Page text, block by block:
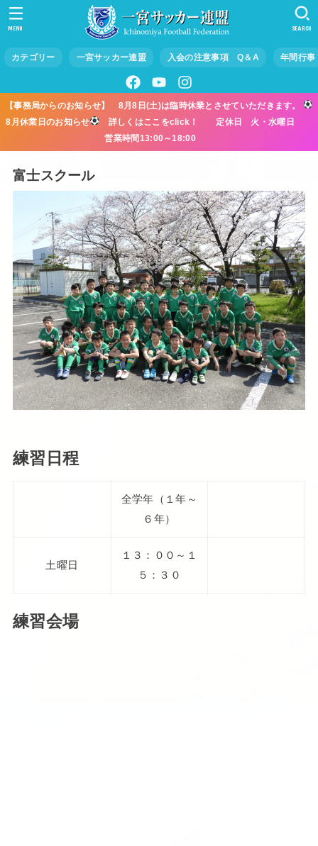
カテゴリー 一宮サッカー連盟 入会の注意事項 Q＆A 年間行事
SEARCH
MENU
【事務局からのお知らせ】 8月8日(土)は臨時休業とさせていただきます。
8月休業日のお知らせ
詳しくはここをclick！ 定休日 火・水曜日
営業時間13:00～18:00
富士スクール
練習日程
全学年（１年～
６年）
土曜日
１３：００～１
５：３０
練習会場